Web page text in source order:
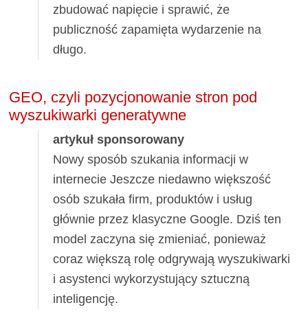
zbudować napięcie i sprawić, że
publiczność zapamięta wydarzenie na
długo.
GEO, czyli pozycjonowanie stron pod
wyszukiwarki generatywne
artykuł sponsorowany
Nowy sposób szukania informacji w
internecie Jeszcze niedawno większość
osób szukała firm, produktów i usług
głównie przez klasyczne Google. Dziś ten
model zaczyna się zmieniać, ponieważ
coraz większą rolę odgrywają wyszukiwarki
i asystenci wykorzystujący sztuczną
inteligencję.